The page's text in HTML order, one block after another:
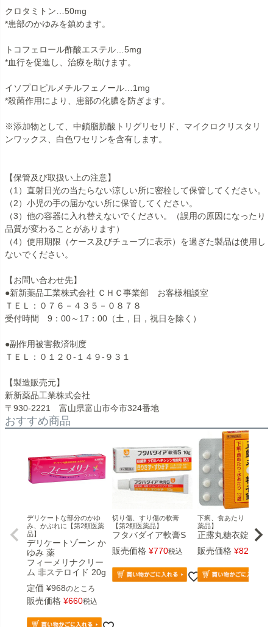
クロタミトン…50mg
*患部のかゆみを鎮めます。
トコフェロール酢酸エステル…5mg
*血行を促進し、治療を助けます。
イソプロピルメチルフェノール…1mg
*殺菌作用により、患部の化膿を防ぎます。
※添加物として、中鎖脂肪酸トリグリセリド、マイクロクリスタリ
ンワックス、白色ワセリンを含有します。
【保管及び取扱い上の注意】
（1）直射日光の当たらない涼しい所に密栓して保管してください。
（2）小児の手の届かない所に保管してください。
（3）他の容器に入れ替えないでください。（誤用の原因になったり
品質が変わることがあります）
（4）使用期限（ケース及びチューブに表示）を過ぎた製品は使用し
ないでください。
【お問い合わせ先】
●新新薬品工業株式会社 ＣＨＣ事業部 お客様相談室
ＴＥＬ：０７６－４３５－０８７８
受付時間 9：00～17：00（土，日，祝日を除く）
●副作用被害救済制度
ＴＥＬ：０１２０-１４９-９３１
【製造販売元】
新新薬品工業株式会社
〒930-2221 富山県富山市今市324番地
おすすめ商品
デリケートな部分のかゆ
み、かぶれに【第2類医薬
品】
デリケートゾーン か
ゆみ 薬
フィーメリナクリー
ム 非ステロイド 20g
定価 ¥968のところ
販売価格 ¥660税込
切り傷、すり傷の軟膏
【第2類医薬品】
フタバダイア軟膏S
販売価格 ¥770税込
下痢、食あたり 【第2類
薬品】
正露丸糖衣錠
販売価格 ¥825